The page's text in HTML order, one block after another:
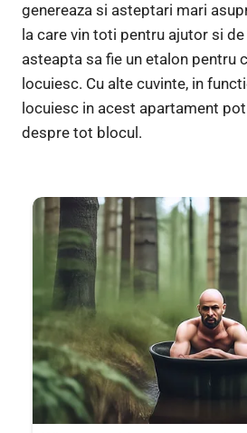
genereaza si asteptari mari
la care vin toti pentru ajutor si
asteapta sa fie un etalon pentru
locuiesc. Cu alte cuvinte, in
locuiesc in acest apartament
despre tot blocul.